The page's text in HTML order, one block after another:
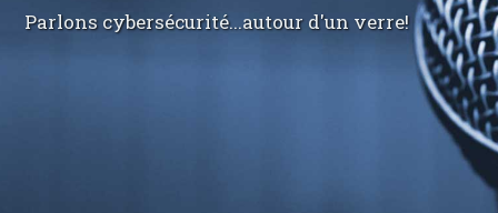
Parlons cybersécurité...autour d'un verre!